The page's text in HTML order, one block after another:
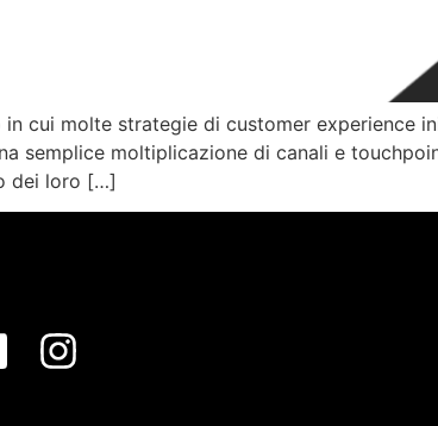
cui molte strategie di customer experience
semplice moltiplicazione di canali e
dei loro […]